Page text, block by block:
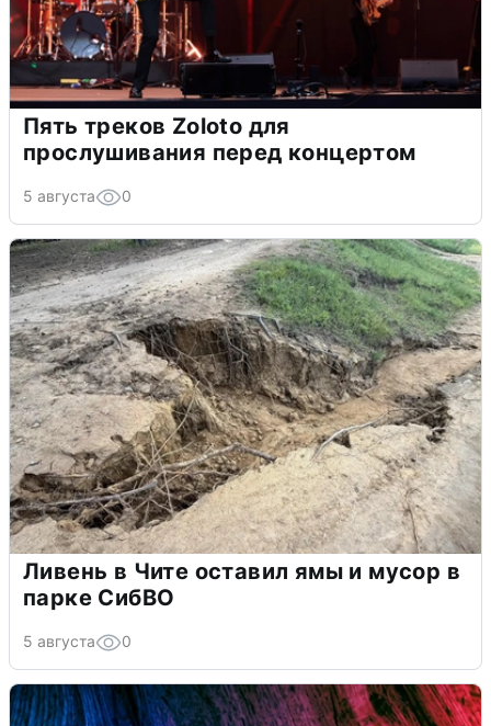
Пять треков Zoloto для
прослушивания перед концертом
5 августа 0
Ливень в Чите оставил ямы и мусор в
парке СибВО
5 августа 0